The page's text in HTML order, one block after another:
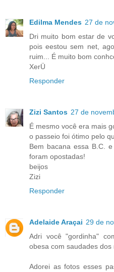
Edilma Mendes 27 de
Dri muito bom estar de
pois eestou sem net,
ruim... É muito bom
XerÜ
Responder
Zizi Santos 27 de
É mesmo você era mais
o passeio foi ótimo pelo
Bem bacana essa B.C.
foram opostadas!
beijos
Zizi
Responder
Adelaide Araçai 29 de
Adri você "gordinha"
obesa com saudades dos
Adorei as fotos esses